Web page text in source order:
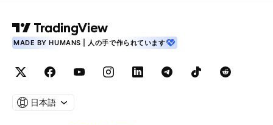
MADE BY HUMANS | 人の手で作られています
日本語